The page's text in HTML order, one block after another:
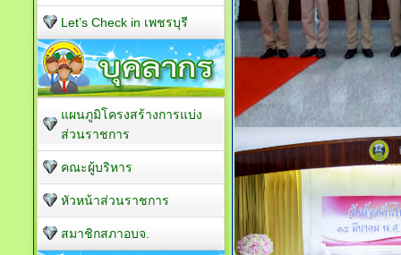
Let’s Check in เพชรบุรี
แผนภูมิโครงสร้างการแบ่ง
ส่วนราชการ
คณะผู้บริหาร
หัวหน้าส่วนราชการ
สมาชิกสภาอบจ.